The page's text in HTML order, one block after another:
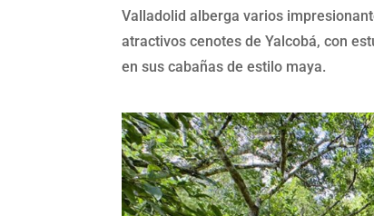
Valladolid alberga varios
atractivos cenotes de Yalcobá, con
en sus cabañas de estilo maya.